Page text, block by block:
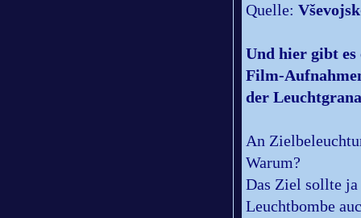
Quelle:
Und hier gibt
Film-
der
An
Warum?
Das Ziel sollte
Leuchtbombe